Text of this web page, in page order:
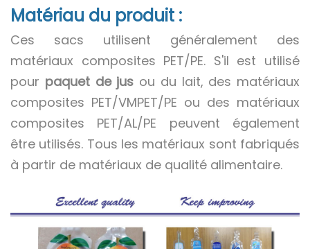
Matériau du produit :
Ces sacs utilisent généralement des
matériaux composites PET/PE. S'il est utilisé
pour paquet de jus ou du lait, des matériaux
composites PET/VMPET/PE ou des matériaux
composites PET/AL/PE peuvent également
être utilisés. Tous les matériaux sont fabriqués
à partir de matériaux de qualité alimentaire.